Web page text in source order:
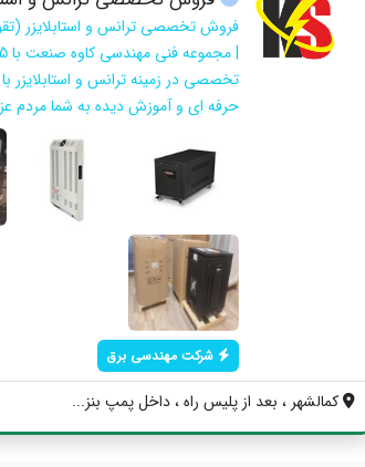
فروش تخصصی ترانس و استابلایزر
تخصصی در زمینه ترانس و استابلایزر
حرفه ای و آموزش دیده به شما مردم
شرکت مهندسی برق
کمالشهر ، بعد از پلیس راه ، داخل پمپ بنز...